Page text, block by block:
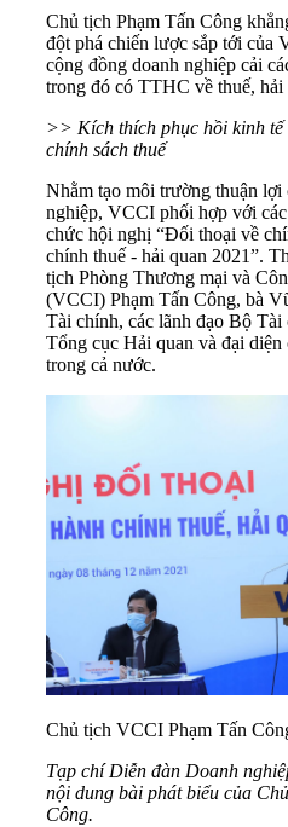
Chủ tịch Phạm Tấn Công
đột phá chiến lược sắp tới của
cộng đồng doanh nghiệp cải
trong đó có TTHC về thuế, hải
>> Kích thích phục hồi kinh
chính sách thuế
Nhằm tạo môi trường thuận lợi
nghiệp, VCCI phối hợp với
chức hội nghị “Đối thoại về
chính thuế - hải quan 2021”.
tịch Phòng Thương mại và
(VCCI) Phạm Tấn Công, bà
Tài chính, các lãnh đạo Bộ
Tổng cục Hải quan và đại
trong cả nước.
Chủ tịch VCCI Phạm Tấn
Tạp chí Diễn đàn Doanh
nội dung bài phát biểu của
Công.